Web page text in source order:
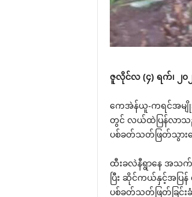
ဇူလိုင်လ (၄) ရက်၊ ၂၀
ကေအဲန်ယူ-ကရင်အမျိုး
တွင် လယ်ထဲပြန်လာသည့်
ပစ်ခတ်သတ်ဖြတ်သွားက
ထီးခလဲနီရွာနေ အသက်
ပြီး ဆိုင်ကယ်နှင့်အပြန်
ပစ်ခတ်သတ်ဖြတ်ခြင်